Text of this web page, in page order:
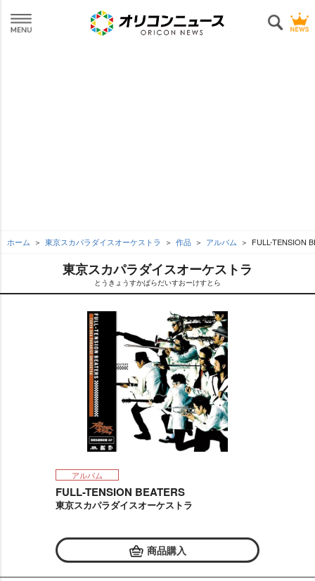
ホーム 東京スカパラダイスオーケストラ 作品 アルバム FULL-TENSION
東京スカパラダイスオーケストラ
とうきょうすかぱらだいすおーけすとら
アルバム
FULL-TENSION BEATERS
東京スカパラダイスオーケストラ
商品購入